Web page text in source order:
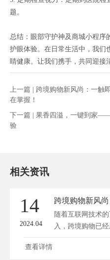
题。
总结：眼部守护神及商城小程序
护眼体验。在日常生活中，我们
睛健康。让我们携手，共同迎接
上一篇 | 跨境购物新风尚：一触
在掌握！
下一篇 | 果香四溢，一键到家
验
相关资讯
14
2024.04
随着互联网技术
入，跨境购物已
的...
查看详情